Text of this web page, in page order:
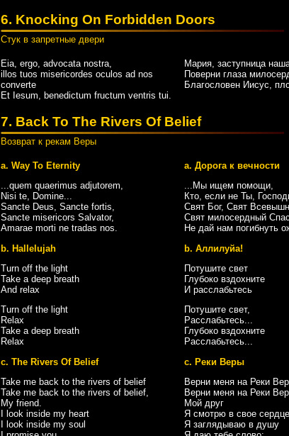
6. Knocking On Forbidden Doors
Стук в запретные двери
Eia, ergo, advocata nostra,
illos tuos misericordes oculos ad nos
converte
Et Iesum, benedictum fructum ventris tui.
Мария, заступница
Поверни глаза
Благословен Иисус,
7. Back To The Rivers Of Belief
Возврат к рекам Веры
a. Way To Eternity
...quem quaerimus adjutorem,
Nisi te, Domine...
Sancte Deus, Sancte fortis,
Sancte misericors Salvator,
Amarae morti ne tradas nos.
b. Hallelujah
Turn off the light
Take a deep breath
And relax
Turn off the light
Relax
Take a deep breath
Relax
c. The Rivers Of Belief
Take me back to the rivers of belief
Take me back to the rivers of belief,
My friend.
I look inside my heart
I look inside my soul
a. Дорога к вечности
...Мы ищем помощи,
Кто, если не Ты,
Свят Бог, Свят
Свят милосердный
Не дай нам погибнуть
b. Аллилуйа!
Потушите свет
Глубоко вздохните
И расслабьтесь
Потушите свет,
Расслабьтесь...
Глубоко вздохните
Расслабьтесь...
c. Реки Веры
Верни меня на Реки
Верни меня на Реки
Мой друг
Я смотрю в свое сердце
Я заглядываю в душу